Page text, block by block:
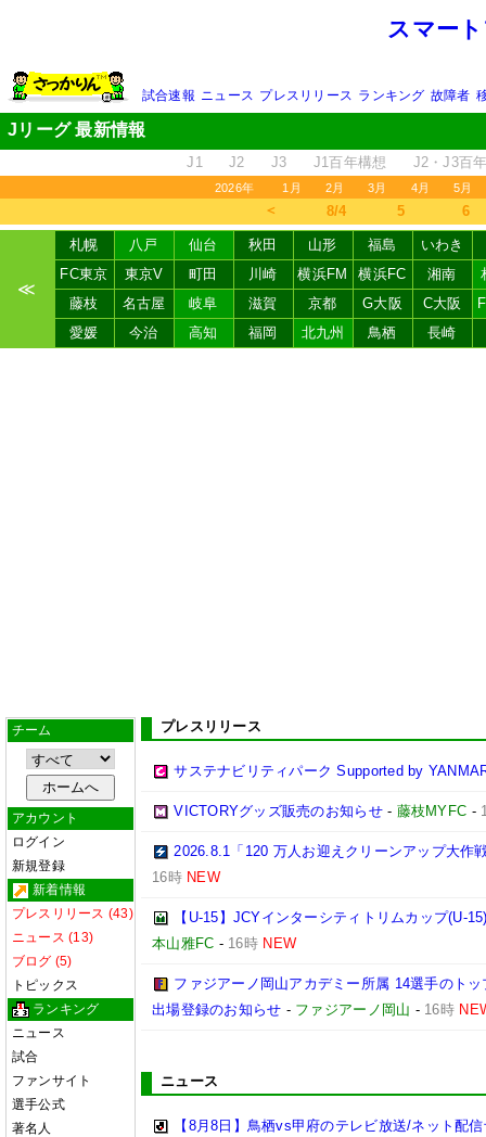
スマー
試合速報 ニュース プレスリリース ランキング 故障者
Jリーグ 最新情報
J1 J2 J3 J1百年構想 J2・J3百
2026年 1月 2月 3月 4月 5月
＜ 8/4 5 6
≪
札幌 八戸 仙台 秋田 山形 福島
いわき
FC東京
東京V 町田 川崎 横浜FM 横浜FC 湘南
藤枝
名古屋 岐阜 滋賀 京都 G大阪 C大阪
愛媛
今治 高知 福岡 北九州 鳥栖 長崎
チーム
アカウント
ログイン
新規登録
新着情報
プレスリリース (43)
ニュース (13)
ブログ (5)
トピックス
ランキング
ニュース
試合
ファンサイト
選手公式
著名人
プレスリリース
サステナビリティパーク Supported by
VICTORYグッズ販売のお知らせ- 藤枝MYFC -
2026.8.1「120 万人お迎えクリーンアップ大作
16時 NEW
【U-15】JCYインターシティトリムカップ(U-
本山雅FC - 16時 NEW
ファジアーノ岡山アカデミー所属 14選手のト
出場登録のお知らせ - ファジアーノ岡山 - 16時
ニュース
【8月8日】鳥栖vs甲府のテレビ放送/ネット配